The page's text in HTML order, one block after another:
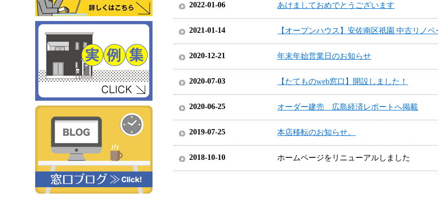
2022-01-06 あけましておめでとうございます
2021-01-14 【オープンハウス】安佐南区祇園 中古リノ
2020-12-21 年末年始営業日のお知らせ
2020-07-03 【たてものweb窓口】開設しました！
2020-06-25 オーダー建売 広島経済レポートへ掲載
2019-07-25 本店移転のお知らせ。
2018-10-10 ホームページをリニューアルしました